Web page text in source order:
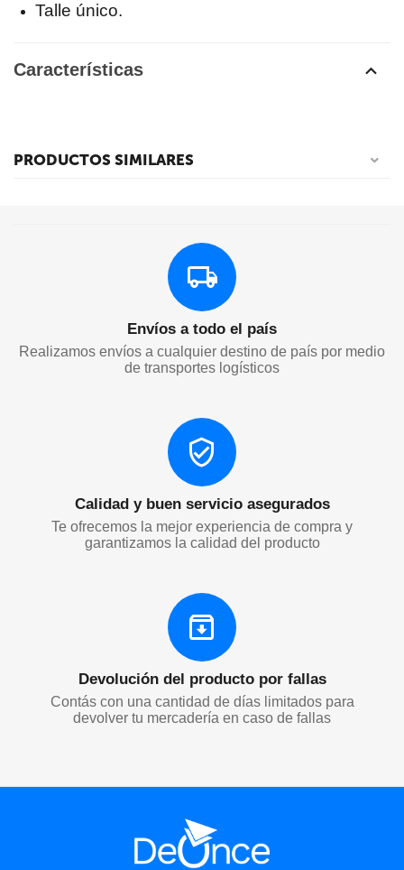
Talle único.
Características
PRODUCTOS SIMILARES
Envíos a todo el país
Realizamos envíos a cualquier destino de país por medio
de transportes logísticos
Calidad y buen servicio asegurados
Te ofrecemos la mejor experiencia de compra y
garantizamos la calidad del producto
Devolución del producto por fallas
Contás con una cantidad de días limitados para
devolver tu mercadería en caso de fallas